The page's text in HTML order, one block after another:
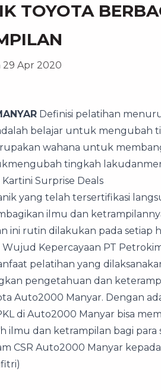
TOYOTA
29 Apr 2020
Definisi pelatihan
belajar untuk mengubah
wahana untuk
tingkah
Kartini Surprise Deals
yang telah tersertifikasi
ilmu dan
ini rutin dilakukan pada
Wujud Kepercayaan PT
pelatihan yang
pengetahuan dan
Auto2000 Manyar. Dengan
di Auto2000 Manyar bisa
ilmu dan ketrampilan bagi para
CSR Auto2000 Manyar kepada